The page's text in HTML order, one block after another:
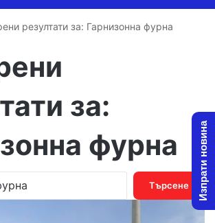
резултати за: Гарнизонна фурна
за:
фурна
Т
ъ
Изпрати новина